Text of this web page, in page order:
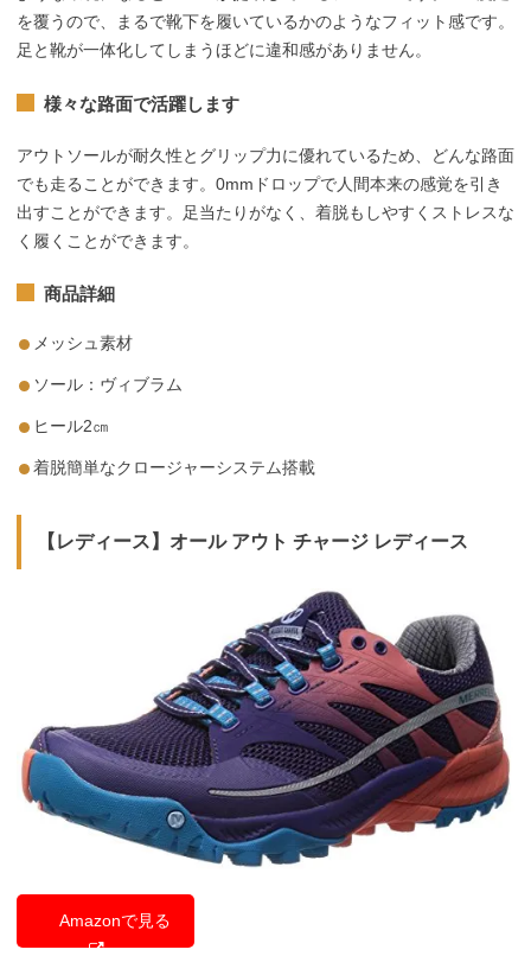
を覆うので、まるで靴下を履いているかのようなフィット感です。
足と靴が一体化してしまうほどに違和感がありません。
様々な路面で活躍します
アウトソールが耐久性とグリップ力に優れているため、どんな路面
でも走ることができます。0mmドロップで人間本来の感覚を引き
出すことができます。足当たりがなく、着脱もしやすくストレスな
く履くことができます。
商品詳細
メッシュ素材
ソール：ヴィブラム
ヒール2㎝
着脱簡単なクロージャーシステム搭載
【レディース】オール アウト チャージ レディース
Amazonで見る